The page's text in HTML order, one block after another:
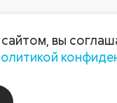
Пресс-
вы